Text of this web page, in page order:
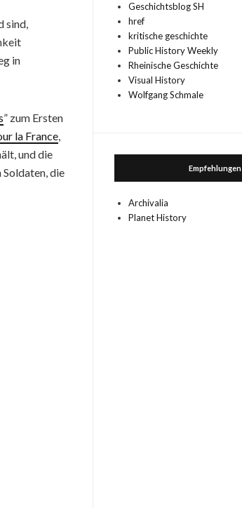
sind,
in
” zum Ersten
la France,
und die
Soldaten, die
Geschichtsblog SH
href
kritische geschichte
Public History Weekly
Rheinische Geschichte
Visual History
Wolfgang Schmale
Empfehlungen
Archivalia
Planet History